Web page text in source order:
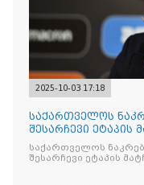
2025-10-03 17:18
საქართველოს
შესარჩევი ეტაპის
საქართველოს
შესარჩევი ეტაპის